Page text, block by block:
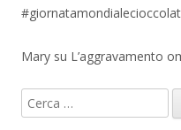
Mary su L’aggravamento
Ricerca
per: